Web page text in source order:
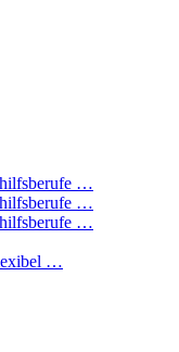
…
…
…
…